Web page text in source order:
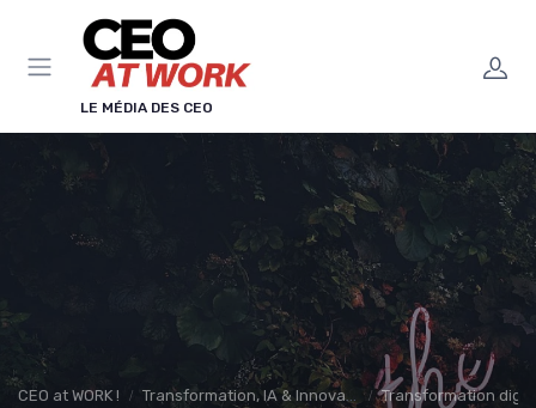
LE MÉDIA DES CEO
CEO at WORK ! Transformation, IA & Innovation Transformation
Panneau de gestion des cookies